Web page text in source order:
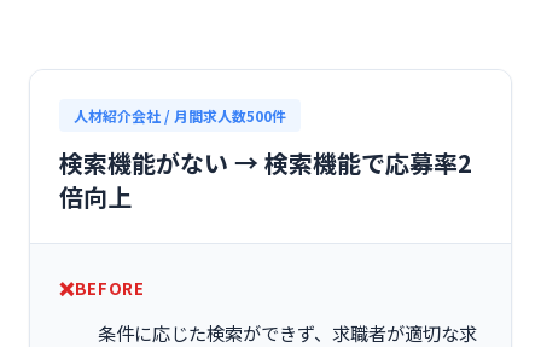
人材紹介会社 / 月間求人数500件
検索機能がない → 検索機能で応募率2
倍向上
BEFORE
条件に応じた検索ができず、求職者が適切な求